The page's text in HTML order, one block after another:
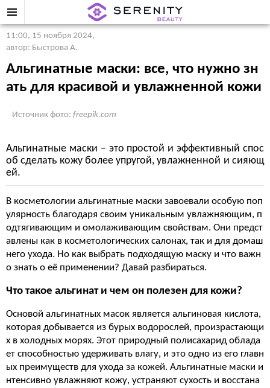
11:00, 15 ноября 2024,
автор: Быстрова А.
Альгинатные маски: все, что нужно зн
ать для красивой и увлажненной кожи
Источник фото: freepik.com
Альгинатные маски – это простой и эффективный спос
об сделать кожу более упругой, увлажненной и сияющ
ей.
В косметологии альгинатные маски завоевали особую поп
улярность благодаря своим уникальным увлажняющим, п
одтягивающим и омолаживающим свойствам. Они предст
авлены как в косметологических салонах, так и для домаш
него ухода. Но как выбрать подходящую маску и что важн
о знать о её применении? Давай разбираться.
Что такое альгинат и чем он полезен для кожи?
Основой альгинатных масок является альгиновая кислота,
которая добывается из бурых водорослей, произрастающи
х в холодных морях. Этот природный полисахарид облада
ет способностью удерживать влагу, и это одно из его главн
ых преимуществ для ухода за кожей. Альгинатные маски и
нтенсивно увлажняют кожу, устраняют сухость и восстана